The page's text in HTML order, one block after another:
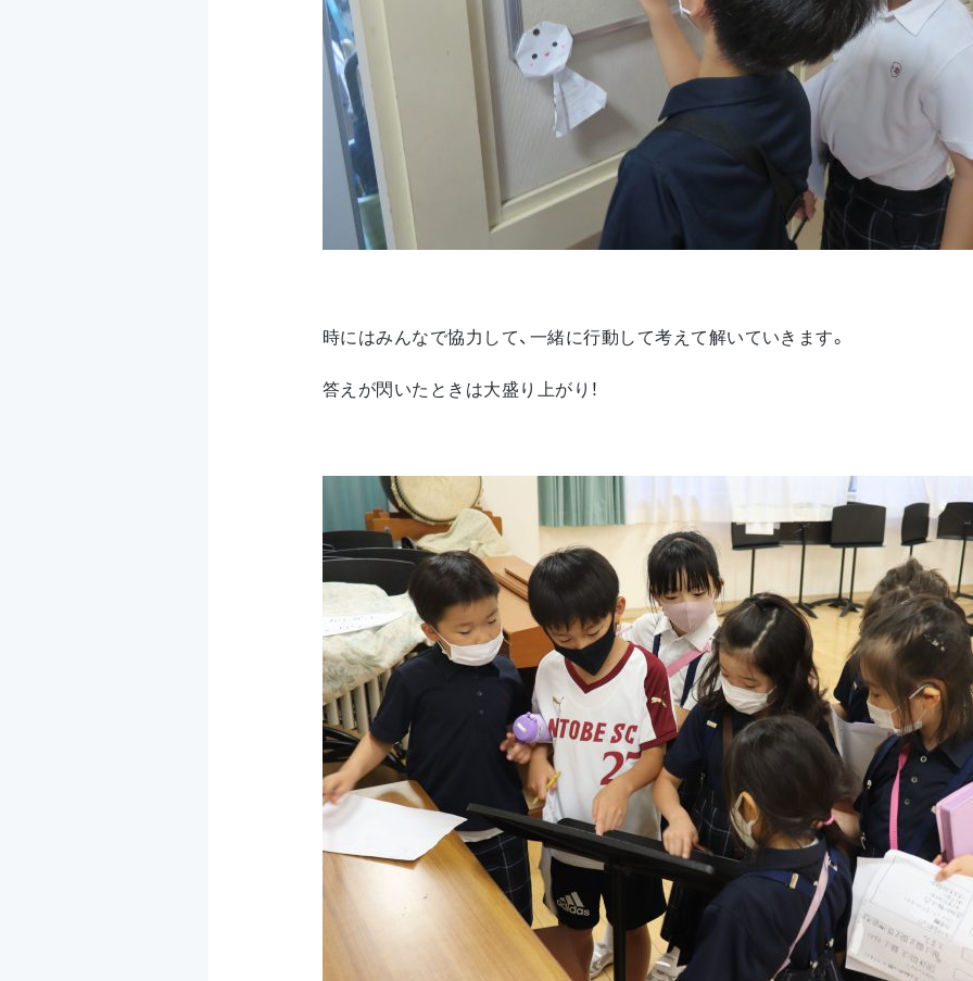
時にはみんなで協力して、一緒に行動して考えて解いていきます。
答えが閃いたときは大盛り上がり！